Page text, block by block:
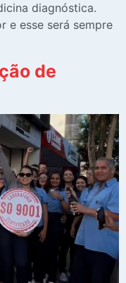
diagnóstica.
e esse será sempre
de